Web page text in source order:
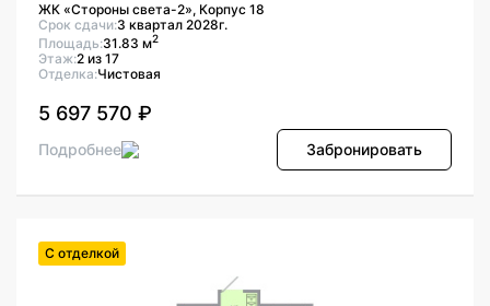
ЖК «Стороны света-2», Корпус 18
Срок сдачи:3 квартал 2028г.
Площадь:31.83 м2
Этаж:2 из 17
Отделка:Чистовая
5 697 570 ₽
Подробнее Забронировать
С отделкой